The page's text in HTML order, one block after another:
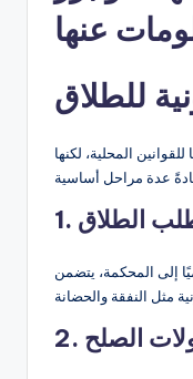
عنها
للطلاق
المحلية، لكنها
طلب الطلاق
إلى المحكمة، يتضمن
الصلح